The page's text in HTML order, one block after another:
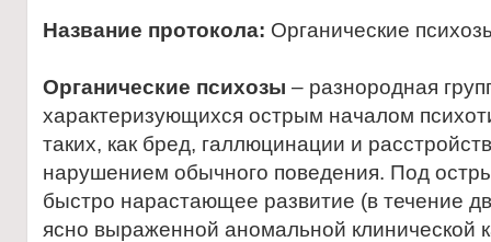
Название протокола: Органические
Органические психозы – разнородная
характеризующихся острым началом
таких, как бред, галлюцинации и
нарушением обычного поведения. Под
быстро нарастающее развитие (в течение
ясно выраженной аномальной клинической